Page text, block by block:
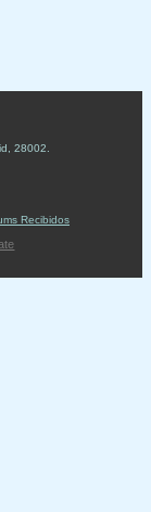
28002
Recibidos